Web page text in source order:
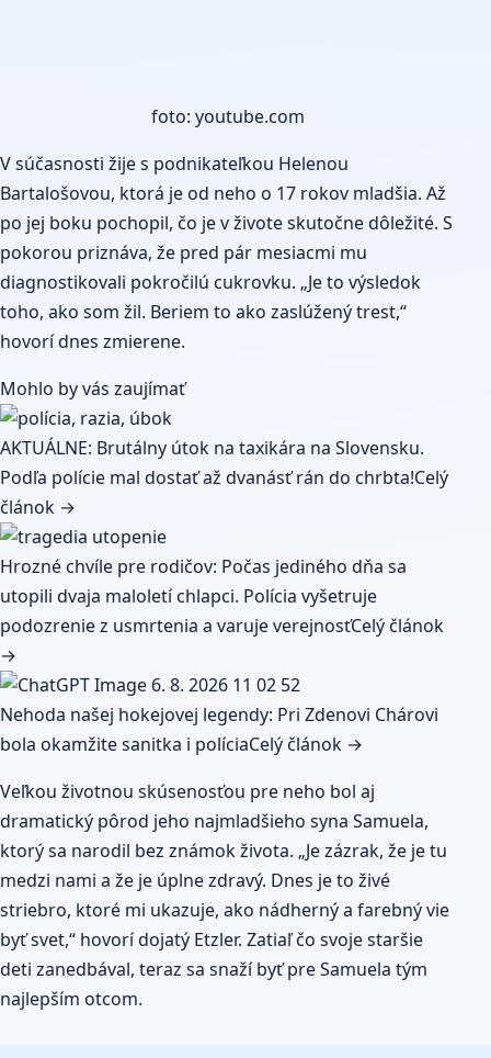
foto: youtube.com
V súčasnosti žije s podnikateľkou Helenou
Bartalošovou, ktorá je od neho o 17 rokov mladšia. Až
po jej boku pochopil, čo je v živote skutočne dôležité. S
pokorou priznáva, že pred pár mesiacmi mu
diagnostikovali pokročilú cukrovku. „Je to výsledok
toho, ako som žil. Beriem to ako zaslúžený trest,“
hovorí dnes zmierene.
Mohlo by vás zaujímať
AKTUÁLNE: Brutálny útok na taxikára na Slovensku.
Podľa polície mal dostať až dvanásť rán do chrbta!Celý
článok →
Hrozné chvíle pre rodičov: Počas jediného dňa sa
utopili dvaja maloletí chlapci. Polícia vyšetruje
podozrenie z usmrtenia a varuje verejnosťCelý článok
→
Nehoda našej hokejovej legendy: Pri Zdenovi Chárovi
bola okamžite sanitka i políciaCelý článok →
Veľkou životnou skúsenosťou pre neho bol aj
dramatický pôrod jeho najmladšieho syna Samuela,
ktorý sa narodil bez známok života. „Je zázrak, že je tu
medzi nami a že je úplne zdravý. Dnes je to živé
striebro, ktoré mi ukazuje, ako nádherný a farebný vie
byť svet,“ hovorí dojatý Etzler. Zatiaľ čo svoje staršie
deti zanedbával, teraz sa snaží byť pre Samuela tým
najlepším otcom.